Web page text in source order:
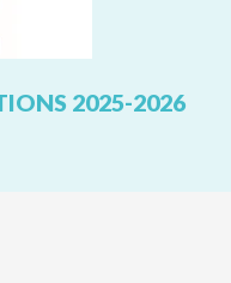
2025-2026